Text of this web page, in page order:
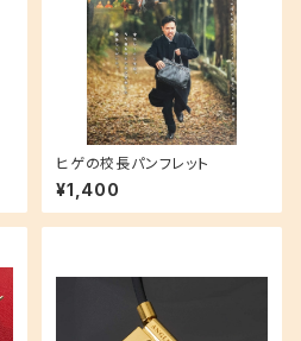
ヒゲの校長パンフレット
¥1,400